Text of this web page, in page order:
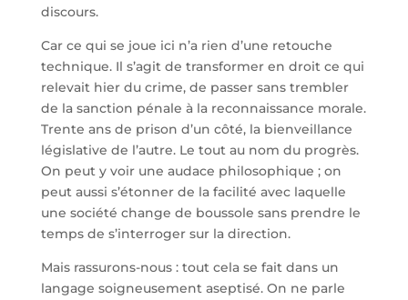
discours.
Car ce qui se joue ici n’a rien d’une retouche
technique. Il s’agit de transformer en droit ce qui
relevait hier du crime, de passer sans trembler
de la sanction pénale à la reconnaissance morale.
Trente ans de prison d’un côté, la bienveillance
législative de l’autre. Le tout au nom du progrès.
On peut y voir une audace philosophique ; on
peut aussi s’étonner de la facilité avec laquelle
une société change de boussole sans prendre le
temps de s’interroger sur la direction.
Mais rassurons-nous : tout cela se fait dans un
langage soigneusement aseptisé. On ne parle